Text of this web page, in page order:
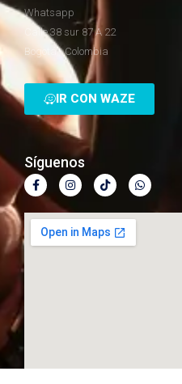
Whatsapp
Calle 38 sur 87 A 22
Bogotá - Colombia
IR CON WAZE
Síguenos